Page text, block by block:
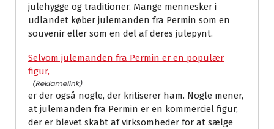
julehygge og traditioner. Mange mennesker i
udlandet køber julemanden fra Permin som en
souvenir eller som en del af deres julepynt.
Selvom julemanden fra Permin er en populær
figur,
er der også nogle, der kritiserer ham. Nogle mener,
at julemanden fra Permin er en kommerciel figur,
der er blevet skabt af virksomheder for at sælge